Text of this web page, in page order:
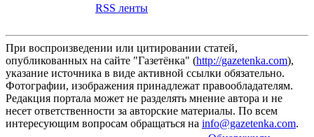
RSS ленты
При воспроизведении или цитировании статей,
опубликованных на сайте "Газетёнка" (http://gazetenka.com),
указание источника в виде активной ссылки обязательно.
Фотографии, изображения принадлежат правообладателям.
Редакция портала может не разделять мнение автора и не
несет ответственности за авторские материалы. По всем
интересующим вопросам обращаться на info@gazetenka.com.